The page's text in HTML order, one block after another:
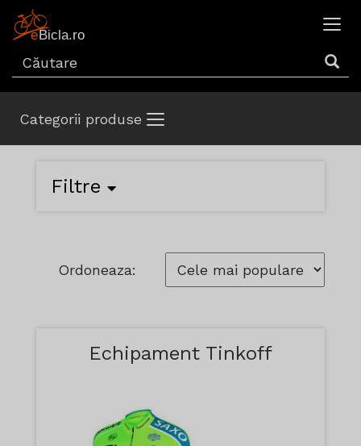
Categorii produse
Filtre
Ordoneaza:
Echipament Tinkoff